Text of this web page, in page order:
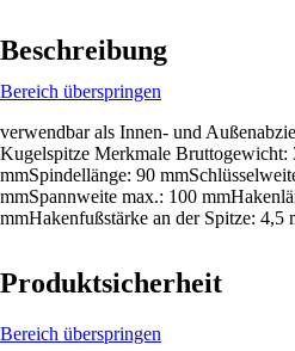
Beschreibung
Bereich überspringen
verwendbar als Innen- und
Kugelspitze Merkmale Bruttogewicht:
mmSpindellänge: 90
mmSpannweite max.: 100
mmHakenfußstärke an der Spitze: 4,5
Produktsicherheit
Bereich überspringen